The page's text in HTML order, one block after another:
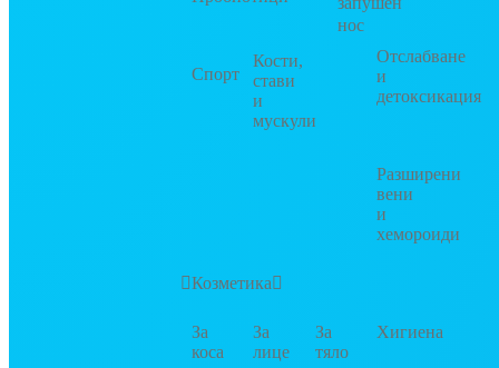
Спорт
Кости,
стави
и
мускули
нос
Отслабване
и
детоксикация
Разширени
вени
и
хемороиди
Козметика
За
коса
За
лице
За
тяло
Хигиена